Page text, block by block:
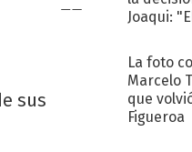
sus
Joaqui:
La foto
Marcelo
que
Figueroa